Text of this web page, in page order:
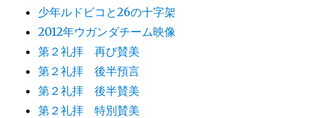
少年ルドビコと26の十字架
2012年ウガンダチーム映像
第２礼拝 再び賛美
第２礼拝 後半預言
第２礼拝 後半賛美
第２礼拝 特別賛美